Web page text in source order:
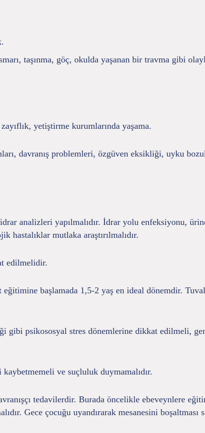
taşınma, göç, okulda yaşanan bir travma gibi
yetiştirme kurumlarında yaşama.
davranış problemleri, özgüven eksikliği, uyku
analizleri yapılmalıdır. İdrar yolu enfeksiyonu,
hastalıklar mutlaka araştırılmalıdır.
edilmelidir.
başlamada 1,5-2 yaş en ideal dönemdir.
gibi psikososyal stres dönemlerine dikkat edilmeli,
ve suçluluk duymamalıdır.
tedavilerdir. Burada öncelikle ebeveynlere
Gece çocuğu uyandırarak mesanesini